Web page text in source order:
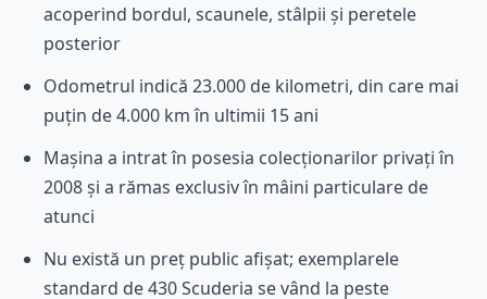
acoperind bordul, scaunele, stâlpii și peretele
posterior
Odometrul indică 23.000 de kilometri, din care mai
puțin de 4.000 km în ultimii 15 ani
Mașina a intrat în posesia colecționarilor privați în
2008 și a rămas exclusiv în mâini particulare de
atunci
Nu există un preț public afișat; exemplarele
standard de 430 Scuderia se vând la peste